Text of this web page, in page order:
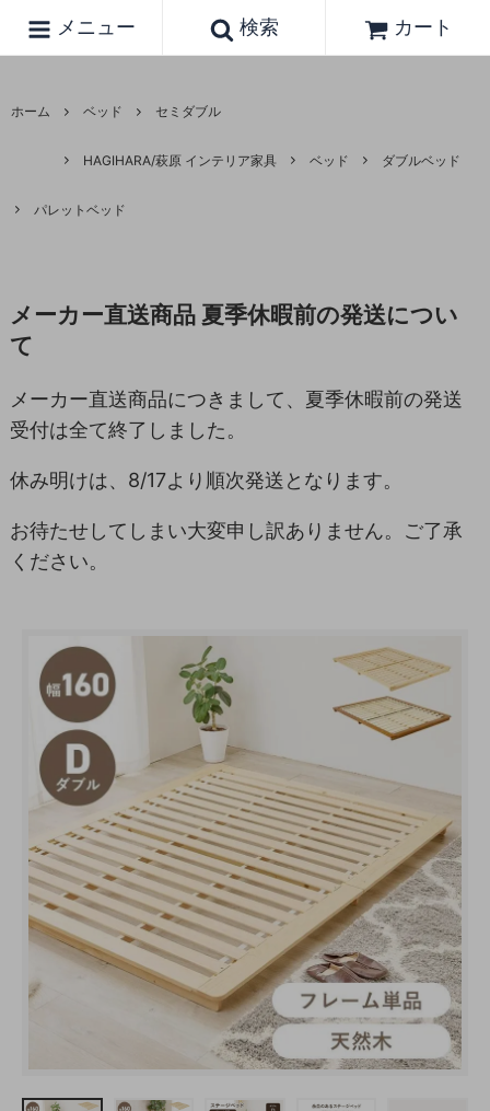
メニュー 検索 カート
ホーム ベッド セミダブル
HAGIHARA/萩原 インテリア家具 ベッド ダブルベッド
パレットベッド
メーカー直送商品 夏季休暇前の発送につい
て
メーカー直送商品につきまして、夏季休暇前の発送
受付は全て終了しました。
休み明けは、8/17より順次発送となります。
お待たせしてしまい大変申し訳ありません。ご了承
ください。